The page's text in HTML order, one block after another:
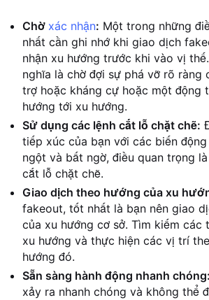
Chờ xác nhận: Một trong những
nhất cần ghi nhớ khi giao dịch
nhận xu hướng trước khi vào vị
nghĩa là chờ đợi sự phá vỡ rõ ràng
trợ hoặc kháng cự hoặc một động
hướng tới xu hướng.
Sử dụng các lệnh cắt lỗ chặt chẽ:
tiếp xúc của bạn với các biến
ngột và bất ngờ, điều quan trọng
cắt lỗ chặt chẽ.
Giao dịch theo hướng của xu
fakeout, tốt nhất là bạn nên giao
của xu hướng cơ sở. Tìm kiếm các
xu hướng và thực hiện các vị trí
hướng đó.
Sẵn sàng hành động nhanh chóng:
xảy ra nhanh chóng và không thể